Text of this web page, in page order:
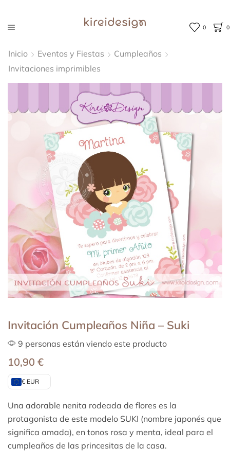
0 0
Inicio Eventos y Fiestas
Cumpleaños
Invitaciones imprimibles
Invitación Cumpleaños Niña – Suki
9 personas están viendo este producto
10,90 €
€ EUR
Una adorable nenita rodeada de flores es la
protagonista de este modelo SUKI (nombre japonés que
significa amada), en tonos rosa y menta, ideal para el
cumpleaños de las princesitas de la casa.